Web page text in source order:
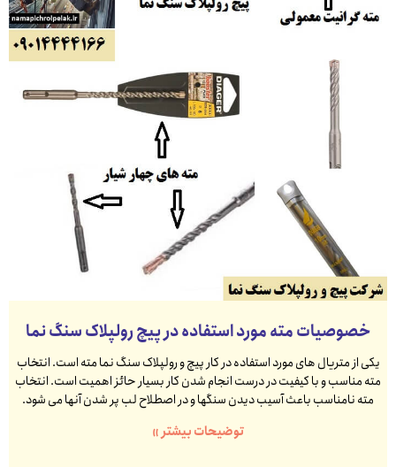
خصوصیات مته مورد استفاده در پیچ رولپلاک سنگ نما
یکی از متریال های مورد استفاده در کار پیچ و رولپلاک سنگ نما مته است. انتخاب
مته مناسب و با کیفیت در درست انجام شدن کار بسیار حائز اهمیت است. انتخاب
مته نامناسب باعث آسیب دیدن سنگها و در اصطلاح لب پر شدن آنها می شود.
توضیحات بیشتر »